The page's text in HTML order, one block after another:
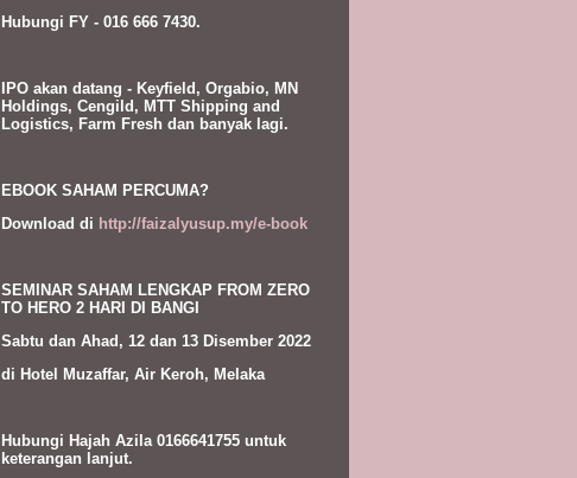
Hubungi FY - 016 666 7430.
IPO akan datang - Keyfield, Orgabio, MN
Holdings, Cengild, MTT Shipping and
Logistics, Farm Fresh dan banyak lagi.
EBOOK SAHAM PERCUMA?
Download di http://faizalyusup.my/e-book
SEMINAR SAHAM LENGKAP FROM ZERO
TO HERO 2 HARI DI BANGI
Sabtu dan Ahad, 12 dan 13 Disember 2022
di Hotel Muzaffar, Air Keroh, Melaka
Hubungi Hajah Azila 0166641755 untuk
keterangan lanjut.